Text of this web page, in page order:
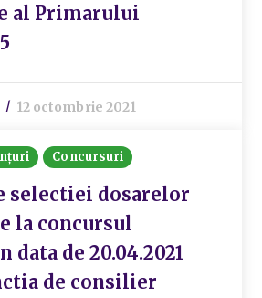
al Primarului
12 octombrie 2021
Concursuri
selectiei dosarelor
la concursul
data de 20.04.2021
de consilier